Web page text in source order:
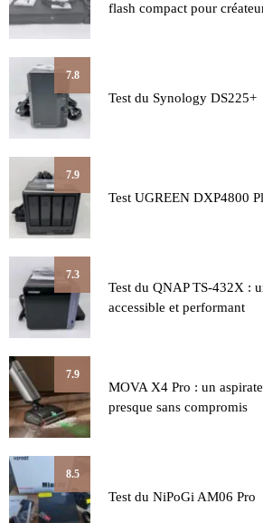
flash compact pour
7.8
Test du Synology DS225+
7.9
Test UGREEN DXP4800
7.3
Test du QNAP TS-432X :
accessible et performant
7.9
MOVA X4 Pro : un
presque sans compromis
8.5
Test du NiPoGi AM06 Pro